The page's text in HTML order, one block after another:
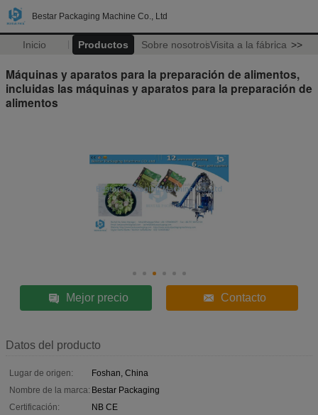
Bestar Packaging Machine Co., Ltd
Inicio Productos Sobre nosotrosVisita a la fábrica >>
Máquinas y aparatos para la preparación de alimentos,
incluidas las máquinas y aparatos para la preparación de
alimentos
Mejor precio Contacto
Datos del producto
Lugar de origen:
Foshan, China
Nombre de la marca: Bestar Packaging
Certificación:
NB CE